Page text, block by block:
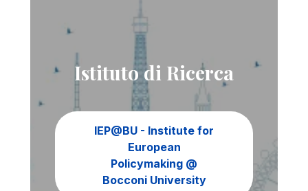
Istituto di Ricerca
IEP@BU - Institute for
European
Policymaking @
Bocconi University